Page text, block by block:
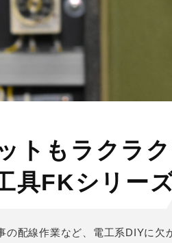
トもラクラ
具FKシリー
の配線作業など、電工系DIYに